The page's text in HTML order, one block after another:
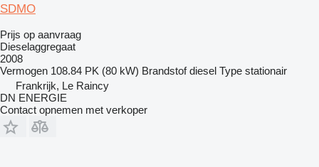
SDMO
Prijs op aanvraag
Dieselaggregaat
2008
Vermogen 108.84 PK (80 kW) Brandstof diesel Type stationair
Frankrijk, Le Raincy
DN ENERGIE
Contact opnemen met verkoper